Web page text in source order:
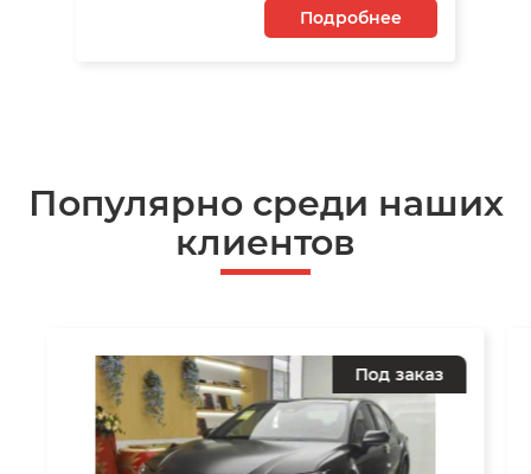
Подробнее
Популярно среди наших
клиентов
Под заказ